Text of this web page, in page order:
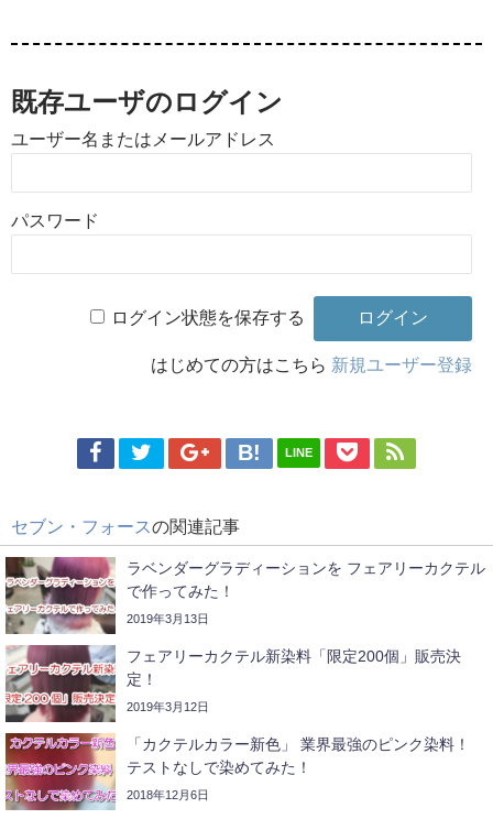
既存ユーザのログイン
ユーザー名またはメールアドレス
パスワード
ログイン状態を保存する
はじめての方はこちら 新規ユーザー登録
LINE
セブン・フォースの関連記事
ラベンダーグラディーションを フェアリーカクテル
で作ってみた！
2019年3月13日
フェアリーカクテル新染料「限定200個」販売決
定！
2019年3月12日
「カクテルカラー新色」 業界最強のピンク染料！
テストなしで染めてみた！
2018年12月6日